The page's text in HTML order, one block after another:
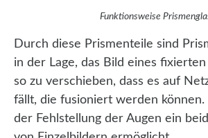
Funktionsweise
Durch diese Prismenteile sind
in der Lage, das Bild eines
so zu verschieben, dass es auf
fällt, die fusioniert werden
der Fehlstellung der Augen ein